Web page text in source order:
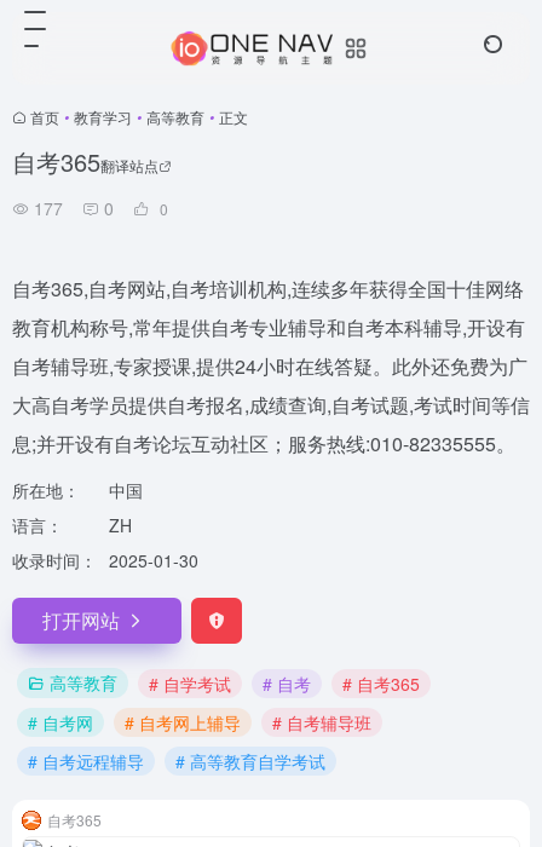
首页 • 教育学习 • 高等教育 • 正文
自考365翻译站点
177 0 0
自考365,自考网站,自考培训机构,连续多年获得全国十佳网络
教育机构称号,常年提供自考专业辅导和自考本科辅导,开设有
自考辅导班,专家授课,提供24小时在线答疑。此外还免费为广
大高自考学员提供自考报名,成绩查询,自考试题,考试时间等信
息;并开设有自考论坛互动社区；服务热线:010-82335555。
所在地：
中国
语言：
ZH
收录时间：
2025-01-30
打开网站
高等教育 # 自学考试 # 自考
# 自考365
# 自考网
# 自考网上辅导
# 自考辅导班
# 自考远程辅导
# 高等教育自学考试
自考365